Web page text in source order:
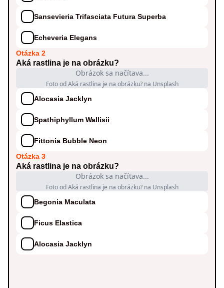
Sansevieria Trifasciata Futura Superba
Echeveria Elegans
Otázka 2
Aká rastlina je na obrázku?
Obrázok sa načítava...
Foto od Aká rastlina je na obrázku? na Unsplash
Alocasia Jacklyn
Spathiphyllum Wallisii
Fittonia Bubble Neon
Otázka 3
Aká rastlina je na obrázku?
Obrázok sa načítava...
Foto od Aká rastlina je na obrázku? na Unsplash
Begonia Maculata
Ficus Elastica
Alocasia Jacklyn